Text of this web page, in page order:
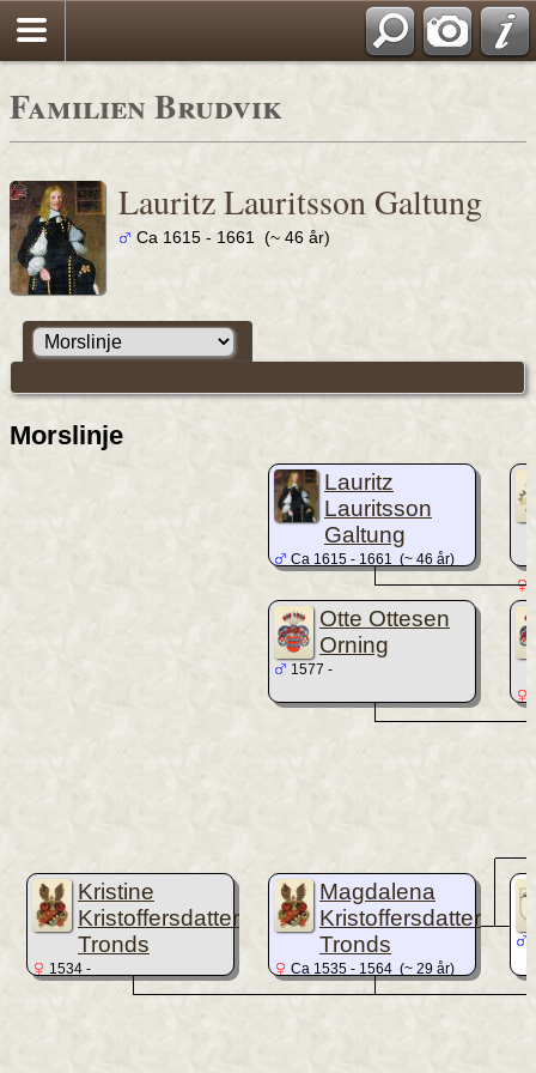
Familien Brudvik
Lauritz Lauritsson Galtung
Ca 1615 - 1661 (~ 46 år)
Morslinje
Lauritz
Lauritsson
Galtung
Ca 1615 - 1661 (~ 46 år)
Otte Ottesen
Orning
1577 -
Kristine
Kristoffersdatter
Tronds
1534 -
Magdalena
Kristoffersdatter
Tronds
Ca 1535 - 1564 (~ 29 år)